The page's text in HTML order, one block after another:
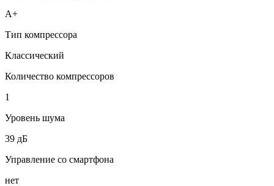
A+
Тип компрессора
Классический
Количество компрессоров
1
Уровень шума
39 дБ
Управление со смартфона
нет